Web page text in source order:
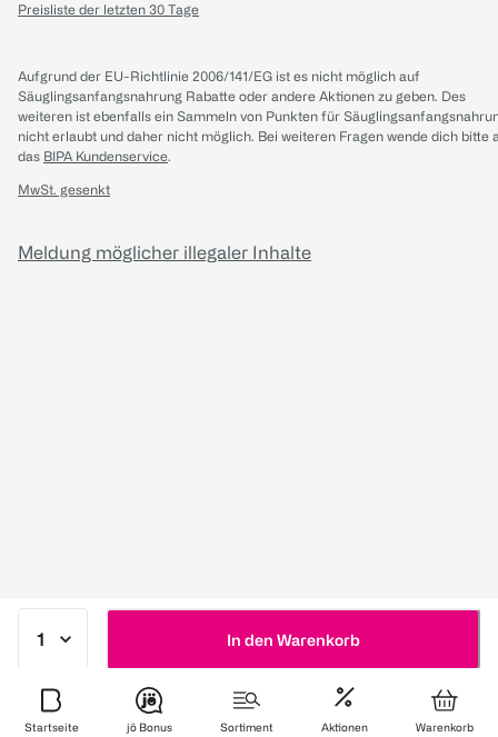
In den Warenkorb
Preisliste der letzten 30 Tage
Aufgrund der EU-Richtlinie 2006/141/EG ist es nicht möglich auf
Säuglingsanfangsnahrung Rabatte oder andere Aktionen zu geben. Des
weiteren ist ebenfalls ein Sammeln von Punkten für
nicht erlaubt und daher nicht möglich. Bei weiteren Fragen wende dich bitte
das BIPA Kundenservice.
MwSt. gesenkt
Meldung möglicher illegaler Inhalte
Startseite jö Bonus Sortiment Aktionen Warenkorb